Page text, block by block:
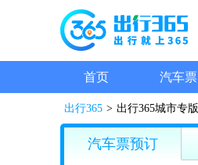
首页 汽车票
出行365 > 出行365城市专版
汽车票预订